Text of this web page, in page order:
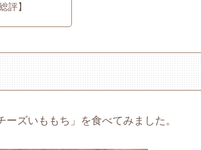
評】
ズいももち」を食べてみました。